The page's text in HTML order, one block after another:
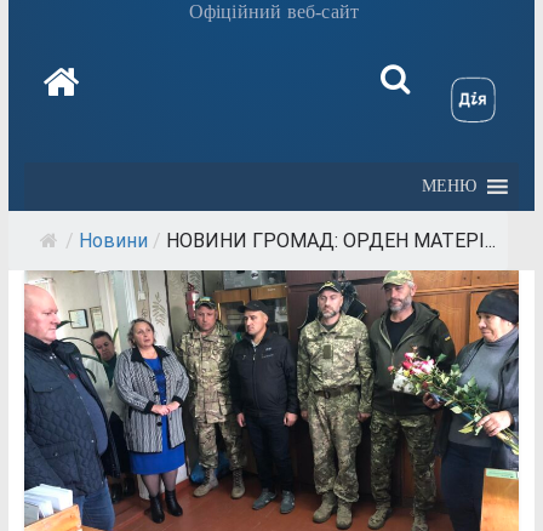
Офіційний веб-сайт
МЕНЮ
/ Новини / НОВИНИ ГРОМАД: ОРДЕН МАТЕРІ...